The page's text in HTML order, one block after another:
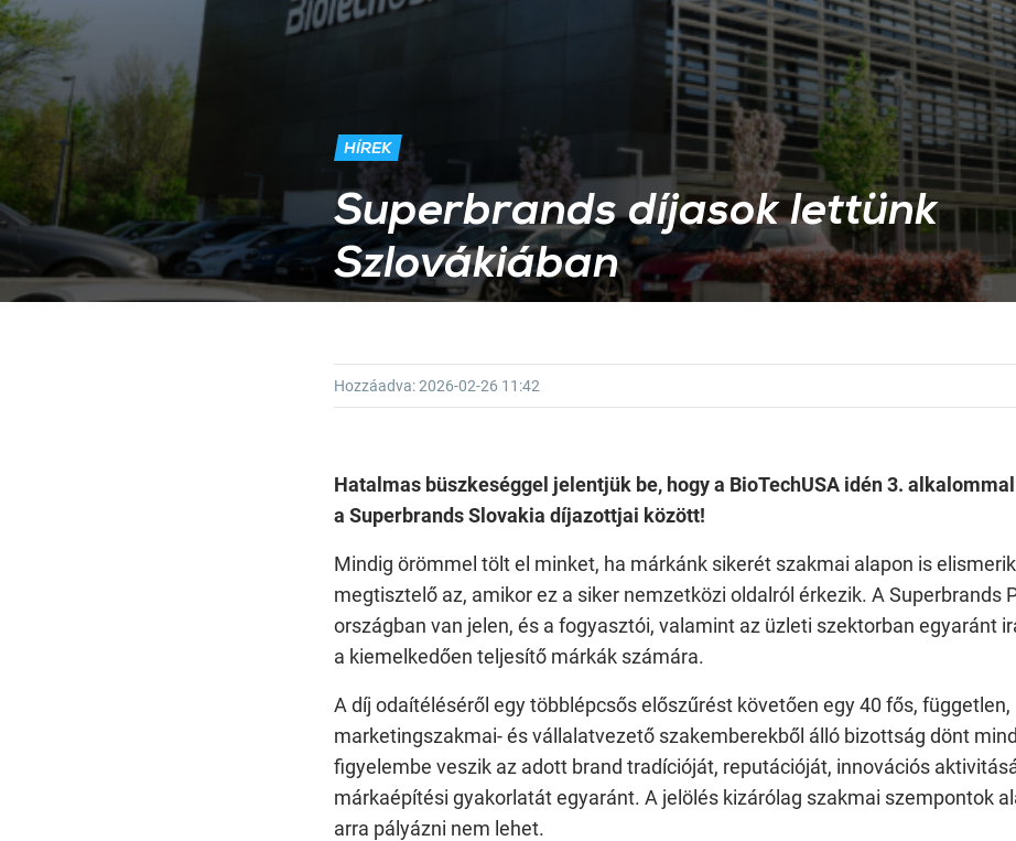
HÍREK
Superbrands díjasok lettünk
Szlovákiában
Hozzáadva:2026-02-26 11:42
Hatalmas büszkeséggel jelentjük be, hogy a BioTechUSA idén 3.
a Superbrands Slovakia díjazottjai között!
Mindig örömmel tölt el minket, ha márkánk sikerét szakmai alapon is
megtisztelő az, amikor ez a siker nemzetközi oldalról érkezik. A Superbrands
országban van jelen, és a fogyasztói, valamint az üzleti szektorban egyaránt
a kiemelkedően teljesítő márkák számára.
A díj odaítéléséről egy többlépcsős előszűrést követően egy 40 fős, független,
marketingszakmai- és vállalatvezető szakemberekből álló bizottság dönt
figyelembe veszik az adott brand tradícióját, reputációját, innovációs
márkaépítési gyakorlatát egyaránt. A jelölés kizárólag szakmai szempontok
arra pályázni nem lehet.